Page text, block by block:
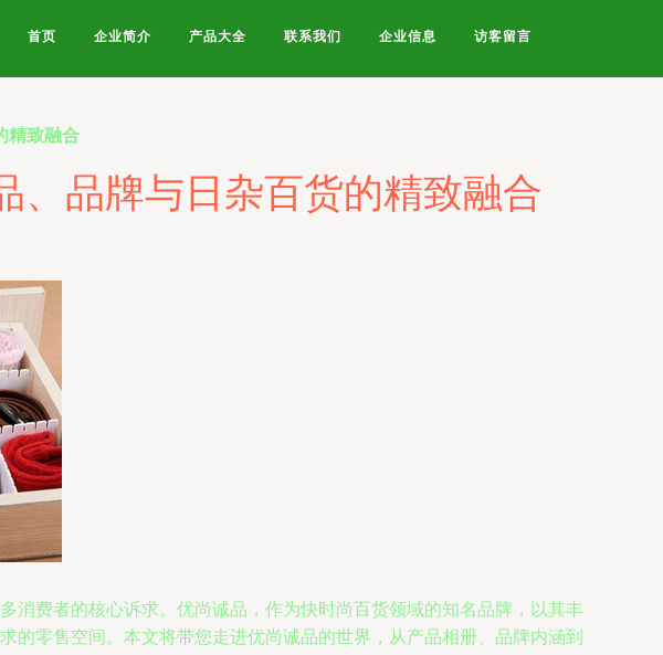
首页 企业简介 产品大全 联系我们 企业信息 访客留言
精致融合
品牌与日杂百货的精致融合
消费者的核心诉求。优尚诚品，作为快时尚百货领域的知名品牌，以其丰
零售空间。本文将带您走进优尚诚品的世界，从产品相册、品牌内涵到